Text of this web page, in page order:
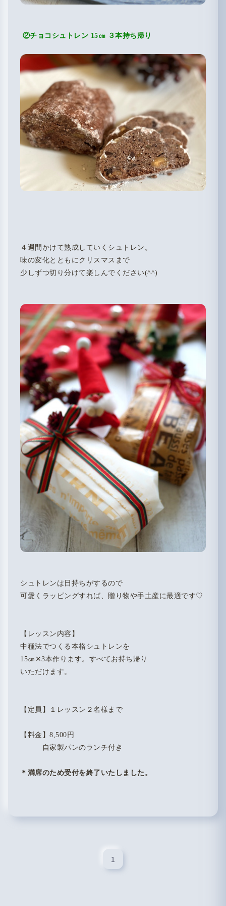
②チョコシュトレン 15㎝ ３本持ち帰り
４週間かけて熟成していくシュトレン。
味の変化とともにクリスマスまで
少しずつ切り分けて楽しんでください(^^)
シュトレンは日持ちがするので
可愛くラッピングすれば、贈り物や手土産に最適です♡
【レッスン内容】
中種法でつくる本格シュトレンを
15㎝✕3本作ります。すべてお持ち帰り
いただけます。
【定員】１レッスン２名様まで
【料金】8,500円
自家製パンのランチ付き
＊満席のため受付を終了いたしました。
1